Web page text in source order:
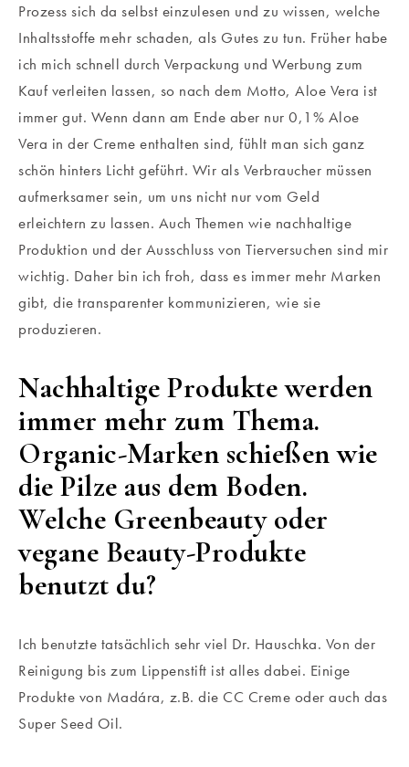
Prozess sich da selbst einzulesen und zu wissen, welche
Inhaltsstoffe mehr schaden, als Gutes zu tun. Früher habe
ich mich schnell durch Verpackung und Werbung zum
Kauf verleiten lassen, so nach dem Motto, Aloe Vera ist
immer gut. Wenn dann am Ende aber nur 0,1% Aloe
Vera in der Creme enthalten sind, fühlt man sich ganz
schön hinters Licht geführt. Wir als Verbraucher müssen
aufmerksamer sein, um uns nicht nur vom Geld
erleichtern zu lassen. Auch Themen wie nachhaltige
Produktion und der Ausschluss von Tierversuchen sind mir
wichtig. Daher bin ich froh, dass es immer mehr Marken
gibt, die transparenter kommunizieren, wie sie
produzieren.
Nachhaltige Produkte werden
immer mehr zum Thema.
Organic-Marken schießen wie
die Pilze aus dem Boden.
Welche Greenbeauty oder
vegane Beauty-Produkte
benutzt du?
Ich benutzte tatsächlich sehr viel Dr. Hauschka. Von der
Reinigung bis zum Lippenstift ist alles dabei. Einige
Produkte von Madára, z.B. die CC Creme oder auch das
Super Seed Oil.